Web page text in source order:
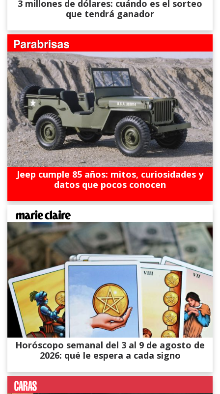
3 millones de dólares: cuándo es el sorteo
que tendrá ganador
Jeep cumple 85 años: mitos, curiosidades y
datos que pocos conocen
Horóscopo semanal del 3 al 9 de agosto de
2026: qué le espera a cada signo